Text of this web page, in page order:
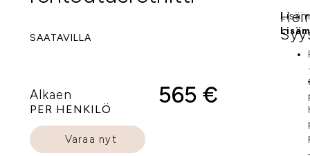
SAATAVILLA
Alkaen
PER HENKILÖ
565 €
Varaa nyt